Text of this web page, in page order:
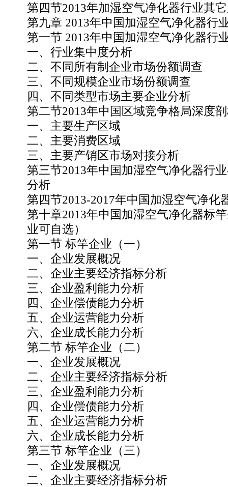
第四节2013年加湿空气净化器行业其
第九章 2013年中国加湿空气净化器行
第一节 2013年中国加湿空气净化器行
一、行业集中度分析
二、不同所有制企业市场份额调查
三、不同规模企业市场份额调查
四、不同类型市场主要企业分析
第二节2013年中国区域竞争格局深度
一、主要生产区域
二、主要消费区域
三、主要产销区市场对接分析
第三节2013年中国加湿空气净化器行
分析
第四节2013-2017年中国加湿空气净化
第十章2013年中国加湿空气净化器标
业可自选）
第一节 标竿企业（一）
一、企业发展概况
二、企业主要经济指标分析
三、企业盈利能力分析
四、企业偿债能力分析
五、企业运营能力分析
六、企业成长能力分析
第二节 标竿企业（二）
一、企业发展概况
二、企业主要经济指标分析
三、企业盈利能力分析
四、企业偿债能力分析
五、企业运营能力分析
六、企业成长能力分析
第三节 标竿企业（三）
一、企业发展概况
二、企业主要经济指标分析